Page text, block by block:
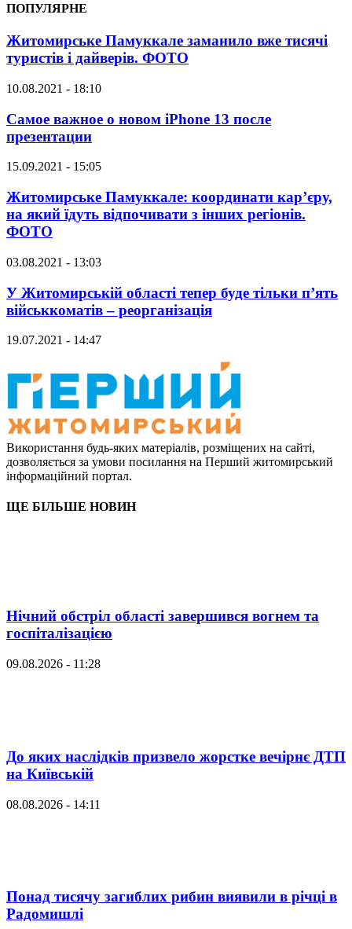
ПОПУЛЯРНЕ
Житомирське Памуккале заманило вже тисячі
туристів і дайверів. ФОТО
10.08.2021 - 18:10
Самое важное о новом iPhone 13 после
презентации
15.09.2021 - 15:05
Житомирське Памуккале: координати кар’єру,
на який їдуть відпочивати з інших регіонів.
ФОТО
03.08.2021 - 13:03
У Житомирській області тепер буде тільки п’ять
військкоматів – реорганізація
19.07.2021 - 14:47
Використання будь-яких матеріалів, розміщених на сайті,
дозволяється за умови посилання на Перший житомирський
інформаційний портал.
ЩЕ БІЛЬШЕ НОВИН
Нічний обстріл області завершився вогнем та
госпіталізацією
09.08.2026 - 11:28
До яких наслідків призвело жорстке вечірнє ДТП
на Київській
08.08.2026 - 14:11
Понад тисячу загиблих рибин виявили в річці в
Радомишлі